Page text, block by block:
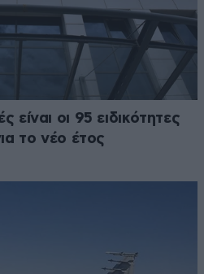
οι 95 ειδικότητες
το νέο έτος